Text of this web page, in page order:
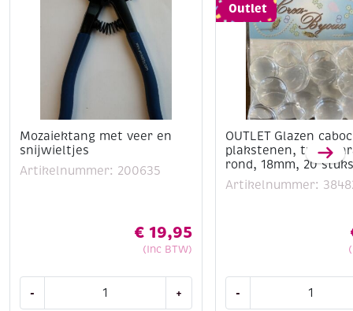
Mozaiektang met veer en
snijwieltjes
Artikelnummer: 200635
€ 19,95
(Inc BTW)
- +
Outlet
OUTLET Glazen
plakstenen,
rond, 18mm, 20 stuks
Artikelnummer:
-